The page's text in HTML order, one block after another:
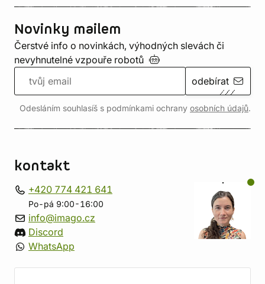
Novinky mailem
Čerstvé info o novinkách, výhodných slevách či
nevyhnutelné vzpouře robotů
odebírat
Odesláním souhlasíš s podmínkami ochrany osobních údajů.
kontakt
+420 774 421 641
Po-pá 9:00-16:00
info@imago.cz
Discord
WhatsApp